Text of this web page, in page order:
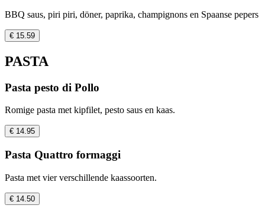
BBQ saus, piri piri, döner, paprika, champignons en Spaanse pepers
€ 15.59
PASTA
Pasta pesto di Pollo
Romige pasta met kipfilet, pesto saus en kaas.
€ 14.95
Pasta Quattro formaggi
Pasta met vier verschillende kaassoorten.
€ 14.50